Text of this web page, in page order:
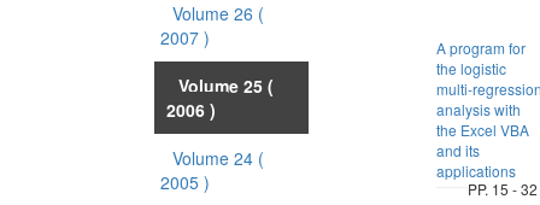
Volume 26 (
2007 )
Volume 25 (
2006 )
Volume 24 (
2005 )
A program for
the logistic
multi-
analysis with
the Excel VBA
and its
applications
PP. 15 - 32